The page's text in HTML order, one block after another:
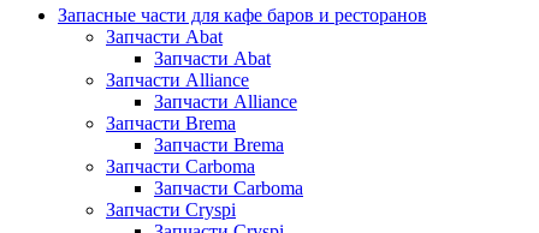
Запасные части для кафе баров и ресторанов
Запчасти Abat
Запчасти Abat
Запчасти Alliance
Запчасти Alliance
Запчасти Brema
Запчасти Brema
Запчасти Carboma
Запчасти Carboma
Запчасти Cryspi